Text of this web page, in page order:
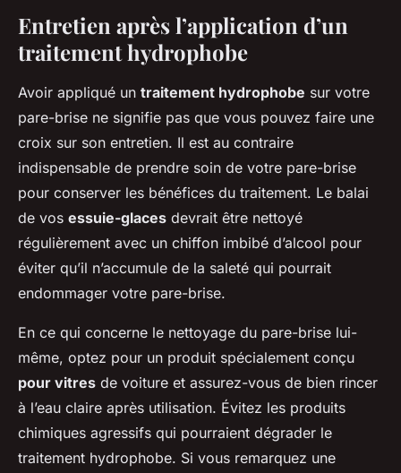
Entretien après l’application d’un
traitement hydrophobe
Avoir appliqué un traitement hydrophobe sur votre
pare-brise ne signifie pas que vous pouvez faire une
croix sur son entretien. Il est au contraire
indispensable de prendre soin de votre pare-brise
pour conserver les bénéfices du traitement. Le balai
de vos essuie-glaces devrait être nettoyé
régulièrement avec un chiffon imbibé d’alcool pour
éviter qu’il n’accumule de la saleté qui pourrait
endommager votre pare-brise.
En ce qui concerne le nettoyage du pare-brise lui-
même, optez pour un produit spécialement conçu
pour vitres de voiture et assurez-vous de bien rincer
à l’eau claire après utilisation. Évitez les produits
chimiques agressifs qui pourraient dégrader le
traitement hydrophobe. Si vous remarquez une